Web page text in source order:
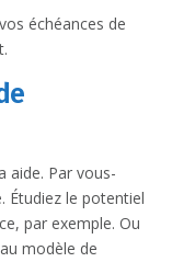
échéances de
aide. Par vous-
Étudiez le potentiel
par exemple. Ou
modèle de